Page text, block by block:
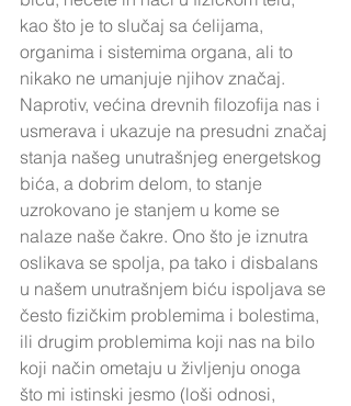
kao što je to slučaj sa ćelijama,
organima i sistemima organa, ali to
nikako ne umanjuje njihov značaj.
Naprotiv, većina drevnih filozofija nas i
usmerava i ukazuje na presudni značaj
stanja našeg unutrašnjeg energetskog
bića, a dobrim delom, to stanje
uzrokovano je stanjem u kome se
nalaze naše čakre. Ono što je iznutra
oslikava se spolja, pa tako i disbalans
u našem unutrašnjem biću ispoljava se
često fizičkim problemima i bolestima,
ili drugim problemima koji nas na bilo
koji način ometaju u življenju onoga
što mi istinski jesmo (loši odnosi,